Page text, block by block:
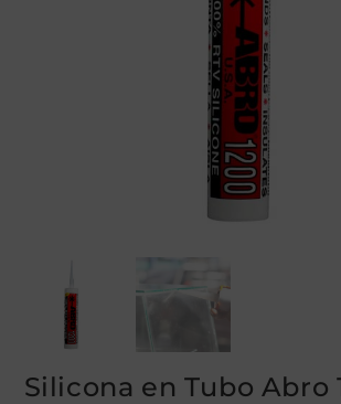
Silicona en Tubo Abro